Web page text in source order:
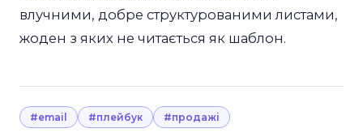
влучними, добре структурованими листами,
жоден з яких не читається як шаблон.
#email #плейбук #продажі